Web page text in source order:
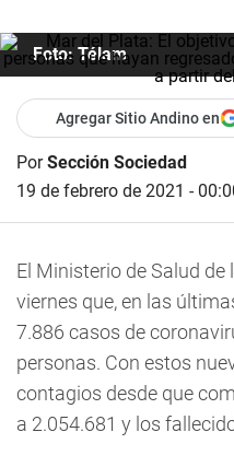
Foto: Télam
Agregar Sitio Andino en
PorSección Sociedad
19 de febrero de 2021 -
El Ministerio de Salud
viernes que, en las
7.886 casos de
personas. Con estos
contagios desde que
a 2.054.681 y los